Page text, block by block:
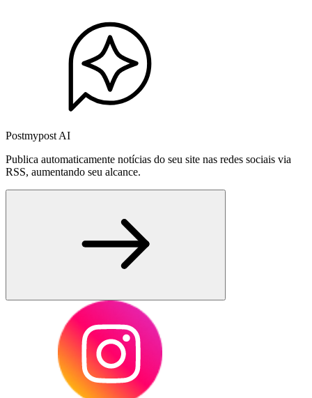
Postmypost AI
Publica automaticamente notícias do seu site nas redes sociais via
RSS, aumentando seu alcance.